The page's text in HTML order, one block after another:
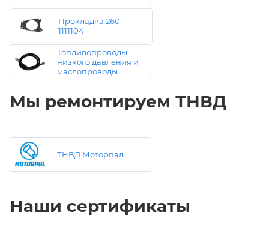
Прокладка 260-
1111104
Топливопроводы
низкого давления и
маслопроводы
Мы ремонтируем ТНВД
ТНВД Моторпал
Наши сертификаты